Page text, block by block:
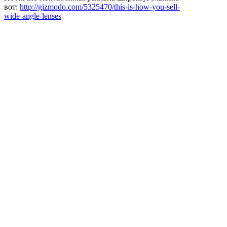
вот: http://gizmodo.com/5325470/this-is-how-you-sell-
wide-angle-lenses